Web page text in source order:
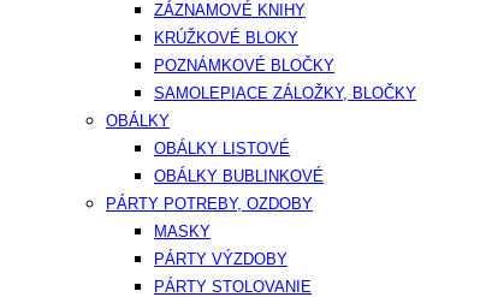
ZÁZNAMOVÉ KNIHY
KRÚŽKOVÉ BLOKY
POZNÁMKOVÉ BLOČKY
SAMOLEPIACE ZÁLOŽKY, BLOČKY
OBÁLKY
OBÁLKY LISTOVÉ
OBÁLKY BUBLINKOVÉ
PÁRTY POTREBY, OZDOBY
MASKY
PÁRTY VÝZDOBY
PÁRTY STOLOVANIE